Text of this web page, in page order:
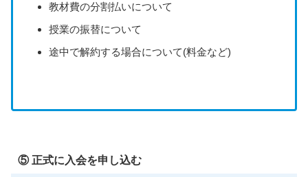
教材費の分割払いについて
授業の振替について
途中で解約する場合について(料金など)
⑤ 正式に入会を申し込む